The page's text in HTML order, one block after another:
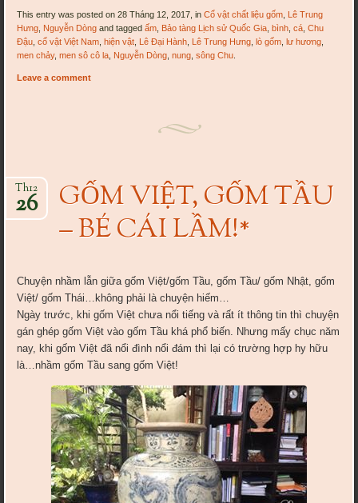
This entry was posted on 28 Tháng 12, 2017, inCổ vật chất liệu gốm Lê Trung
Hưng Nguyễn Dòng and taggedấm Bảo tàng Lịch sử Quốc Gia ,bình ,cá ,Chu
Đậu ,cổ vật Việt Nam ,hiện vật Lê Đại Hành Lê Trung Hưng ,lò gốm ,lư hương
men chảy,men sô cô la Nguyễn Dòng ,nung ,sông Chu
Leave a comment
GỐM VIỆT, GỐM TẦU
– BÉ CÁI LẦM!*
Th12
26
Chuyện nhầm lẫn giữa gốm Việt/gốm Tầu, gốm Tầu/ gốm Nhật, gốm
Việt/ gốm Thái…không phải là chuyện hiếm…
Ngày trước, khi gốm Việt chưa nổi tiếng và rất ít thông tin thì chuyện
gán ghép gốm Việt vào gốm Tầu khá phổ biến. Nhưng mấy chục năm
nay, khi gốm Việt đã nổi đình nổi đám thì lại có trường hợp hy hữu
là…nhầm gốm Tầu sang gốm Việt!